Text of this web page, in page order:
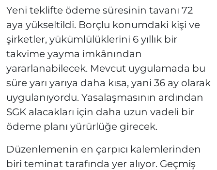
Yeni teklifte ödeme süresinin tavanı 72
aya yükseltildi. Borçlu konumdaki kişi ve
şirketler, yükümlülüklerini 6 yıllık bir
takvime yayma imkânından
yararlanabilecek. Mevcut uygulamada bu
süre yarı yarıya daha kısa, yani 36 ay olarak
uygulanıyordu. Yasalaşmasının ardından
SGK alacakları için daha uzun vadeli bir
ödeme planı yürürlüğe girecek.
Düzenlemenin en çarpıcı kalemlerinden
biri teminat tarafında yer alıyor. Geçmiş